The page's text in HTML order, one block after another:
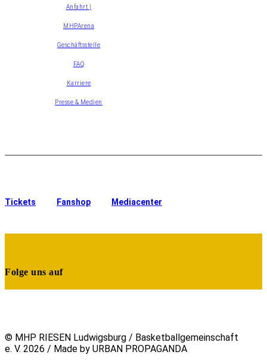
Anfahrt |
MHPArena
Geschäftsstelle
FAQ
Karriere
Presse & Medien
Tickets Fanshop Mediacenter
Folge uns auf
© MHP RIESEN Ludwigsburg / Basketballgemeinschaft
e. V. 2026 / Made by URBAN PROPAGANDA